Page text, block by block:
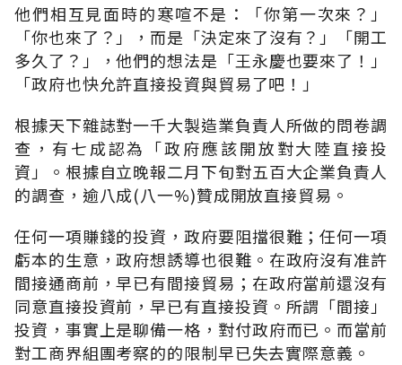
他們相互見面時的寒喧不是：「你第一次來？」
「你也來了？」，而是「決定來了沒有？」「開工
多久了？」，他們的想法是「王永慶也要來了！」
「政府也快允許直接投資與貿易了吧！」
根據天下雜誌對一千大製造業負責人所做的問卷調
查，有七成認為「政府應該開放對大陸直接投
資」。根據自立晚報二月下旬對五百大企業負責人
的調查，逾八成(八一%)贊成開放直接貿易。
任何一項賺錢的投資，政府要阻擋很難；任何一項
虧本的生意，政府想誘導也很難。在政府沒有准許
間接通商前，早已有間接貿易；在政府當前還沒有
同意直接投資前，早已有直接投資。所謂「間接」
投資，事實上是聊備一格，對付政府而已。而當前
對工商界組團考察的的限制早已失去實際意義。